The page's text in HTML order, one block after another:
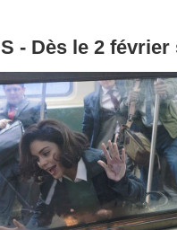
- Dès le 2 février